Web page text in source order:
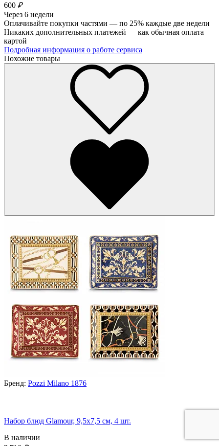
600 ₽
Через 6 недели
Оплачивайте покупки частями — по 25% каждые две недели
Никаких дополнительных платежей — как обычная оплата
картой
Подробная информация о работе сервиса
Похожие товары
Бренд: Pozzi Milano 1876
Набор блюд Glamour, 9,5х7,5 см, 4 шт.
В наличии